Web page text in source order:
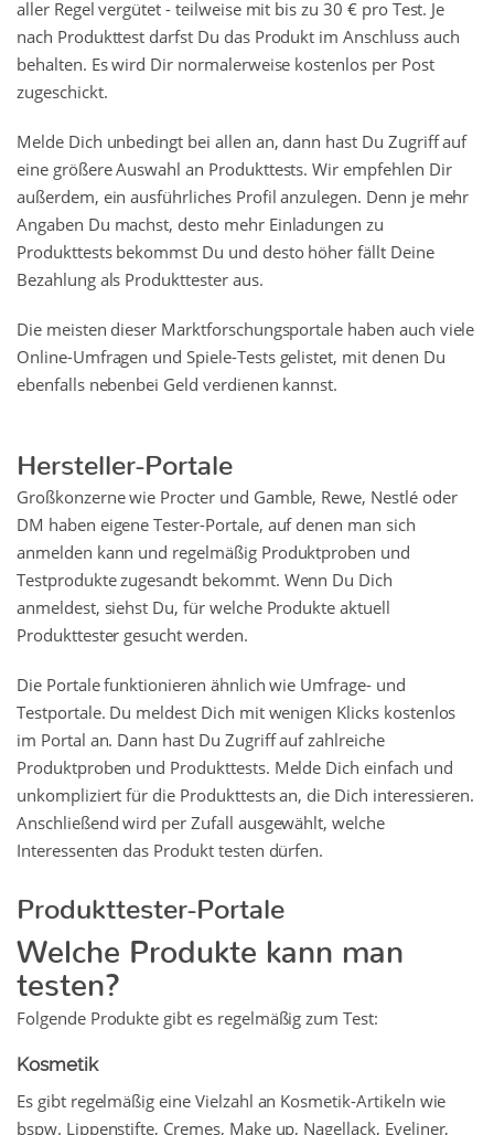
aller Regel vergütet - teilweise mit bis zu 30 € pro Test. Je
nach Produkttest darfst Du das Produkt im Anschluss auch
behalten. Es wird Dir normalerweise kostenlos per Post
zugeschickt.
Melde Dich unbedingt bei allen an, dann hast Du Zugriff auf
eine größere Auswahl an Produkttests. Wir empfehlen Dir
außerdem, ein ausführliches Profil anzulegen. Denn je mehr
Angaben Du machst, desto mehr Einladungen zu
Produkttests bekommst Du und desto höher fällt Deine
Bezahlung als Produkttester aus.
Die meisten dieser Marktforschungsportale haben auch viele
Online-Umfragen und Spiele-Tests gelistet, mit denen Du
ebenfalls nebenbei Geld verdienen kannst.
Hersteller-Portale
Großkonzerne wie Procter und Gamble, Rewe, Nestlé oder
DM haben eigene Tester-Portale, auf denen man sich
anmelden kann und regelmäßig Produktproben und
Testprodukte zugesandt bekommt. Wenn Du Dich
anmeldest, siehst Du, für welche Produkte aktuell
Produkttester gesucht werden.
Die Portale funktionieren ähnlich wie Umfrage- und
Testportale. Du meldest Dich mit wenigen Klicks kostenlos
im Portal an. Dann hast Du Zugriff auf zahlreiche
Produktproben und Produkttests. Melde Dich einfach und
unkompliziert für die Produkttests an, die Dich interessieren.
Anschließend wird per Zufall ausgewählt, welche
Interessenten das Produkt testen dürfen.
Produkttester-Portale
Welche Produkte kann man
testen?
Folgende Produkte gibt es regelmäßig zum Test:
Kosmetik
Es gibt regelmäßig eine Vielzahl an Kosmetik-Artikeln wie
bspw. Lippenstifte, Cremes, Make up, Nagellack, Eyeliner,